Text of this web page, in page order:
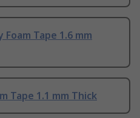
Foam Tape 1.6 mm
Tape 1.1 mm Thick